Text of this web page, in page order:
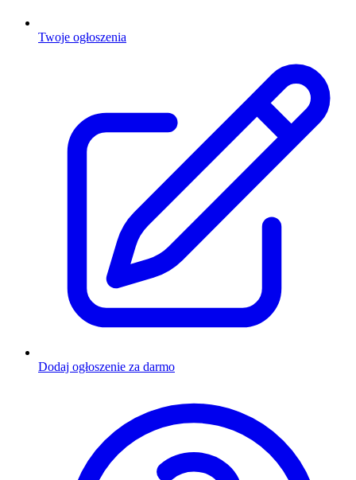
Twoje ogłoszenia
Dodaj ogłoszenie za darmo